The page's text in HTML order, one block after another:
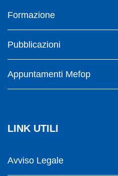
Formazione
Pubblicazioni
Appuntamenti Mefop
LINK UTILI
Avviso Legale